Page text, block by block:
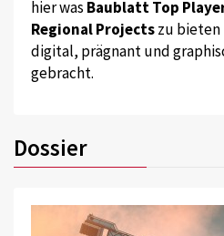
hier was Baublatt Top
Regional Projectszu bieten
digital, prägnant und
gebracht.
Dossier